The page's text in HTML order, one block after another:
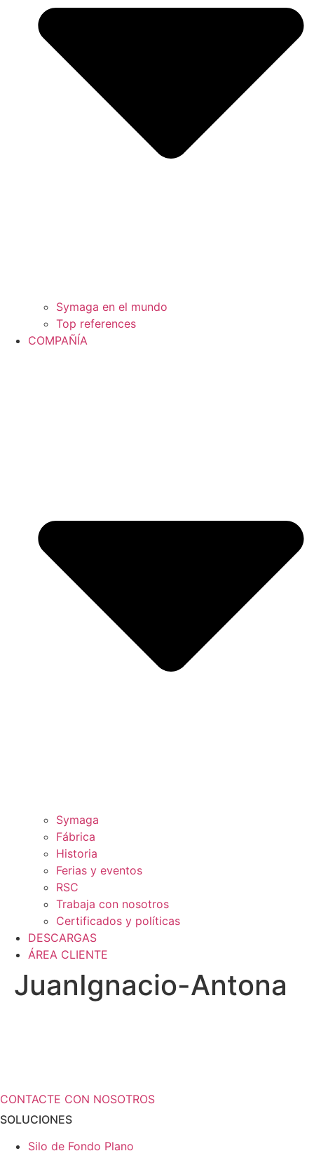
Symaga en el mundo
Top references
COMPAÑÍA
Symaga
Fábrica
Historia
Ferias y eventos
RSC
Trabaja con nosotros
Certificados y políticas
DESCARGAS
ÁREA CLIENTE
JuanIgnacio-Antona
CONTACTE CON NOSOTROS
SOLUCIONES
Silo de Fondo Plano